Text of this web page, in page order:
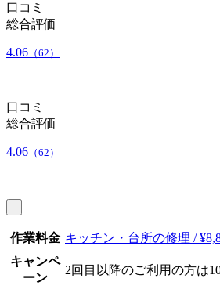
口コミ
総合評価
4.06 （62）
口コミ
総合評価
4.06 （62）
作業料金 キッチン・台所の修理 /
キャンペ
ーン
2回目以降のご利用の方は10